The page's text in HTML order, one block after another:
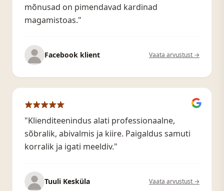
mõnusad on pimendavad kardinad
magamistoas."
Facebook klient Vaata arvustust →
"Klienditeenindus alati professionaalne,
sõbralik, abivalmis ja kiire. Paigaldus samuti
korralik ja igati meeldiv."
Tuuli Kesküla Vaata arvustust →